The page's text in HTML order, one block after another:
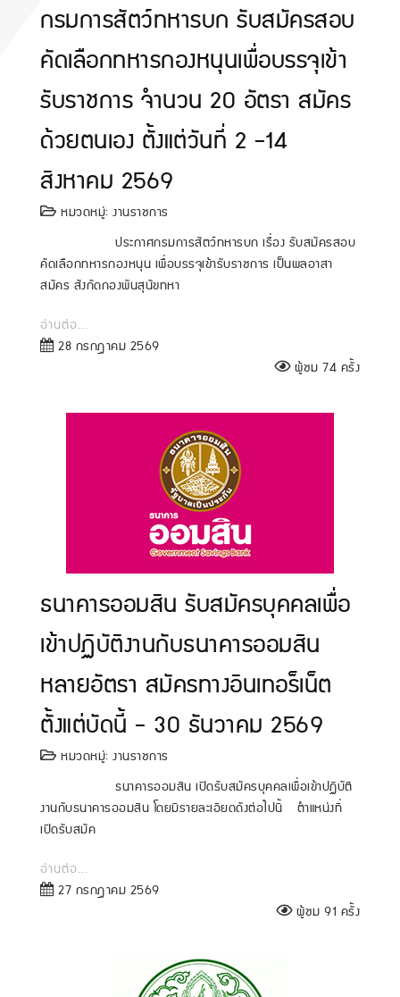
กรมการสัตว์ทหารบก รับสมัครสอบ
คัดเลือกทหารกองหนุนเพื่อบรรจุเข้า
รับราชการ จำนวน 20 อัตรา สมัคร
ด้วยตนเอง ตั้งแต่วันที่ 2 -14
สิงหาคม 2569
หมวดหมู่: งานราชการ
ประกาศกรมการสัตว์ทหารบก เรื่อง รับสมัครสอบ
คัดเลือกทหารกองหนุน เพื่อบรรจุเข้ารับราชการ เป็นพลอาสา
สมัคร สังกัดกองพันสุนัขทหา
อ่านต่อ...
28 กรกฎาคม 2569
ผู้ชม 74 ครั้ง
ธนาคารออมสิน รับสมัครบุคคลเพื่อ
เข้าปฏิบัติงานกับธนาคารออมสิน
หลายอัตรา สมัครทางอินเทอร็เน็ต
ตั้งแต่บัดนี้ - 30 ธันวาคม 2569
หมวดหมู่: งานราชการ
ธนาคารออมสิน เปิดรับสมัครบุคคลเพื่อเข้าปฏิบัติ
งานกับธนาคารออมสิน โดยมีรายละเอียดดังต่อไปนี้ ตำแหน่งที่
เปิดรับสมัค
อ่านต่อ...
27 กรกฎาคม 2569
ผู้ชม 91 ครั้ง